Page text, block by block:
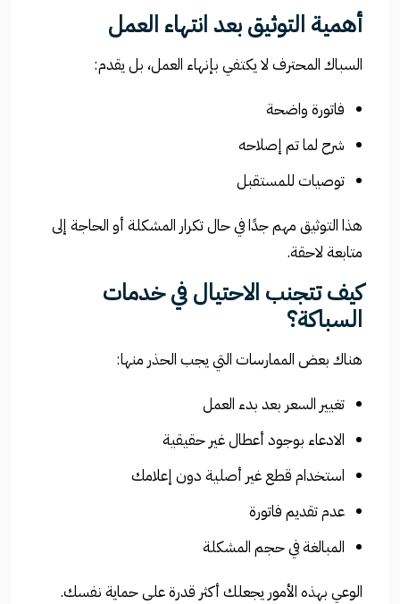
أهمية التوثيق بعد انتهاء العمل
السباك المحترف لا يكتفي بإنهاء العمل، بل يقدم:
فاتورة واضحة
شرح لما تم إصلاحه
توصيات للمستقبل
هذا التوثيق مهم جدًا في حال تكرار المشكلة أو الحاجة إلى
متابعة لاحقة.
كيف تتجنب الاحتيال في خدمات
السباكة؟
هناك بعض الممارسات التي يجب الحذر منها:
تغيير السعر بعد بدء العمل
الادعاء بوجود أعطال غير حقيقية
استخدام قطع غير أصلية دون إعلامك
عدم تقديم فاتورة
المبالغة في حجم المشكلة
الوعي بهذه الأمور يجعلك أكثر قدرة على حماية نفسك.